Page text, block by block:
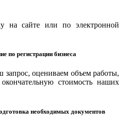
на сайте или по электронной
по регистрации бизнеса
оцениваем объем работы,
стоимость наших
необходимых документов